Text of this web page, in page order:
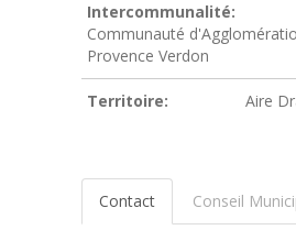
Intercommunalité:
Communauté
Provence Verdon
Territoire: Aire
Contact Conseil